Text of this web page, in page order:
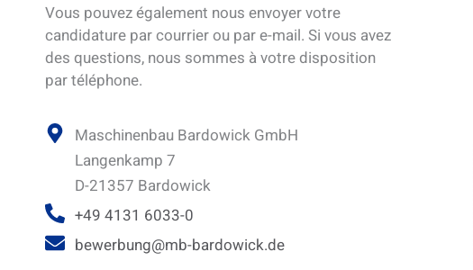
Vous pouvez également nous envoyer votre
candidature par courrier ou par e-mail. Si vous avez
des questions, nous sommes à votre disposition
par téléphone.
Maschinenbau Bardowick GmbH
Langenkamp 7
D-21357 Bardowick
+49 4131 6033-0
bewerbung@mb-bardowick.de